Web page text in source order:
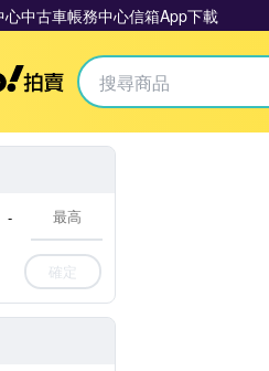
心中古車帳務中心信箱App下載
Yahoo拍賣
-
確定